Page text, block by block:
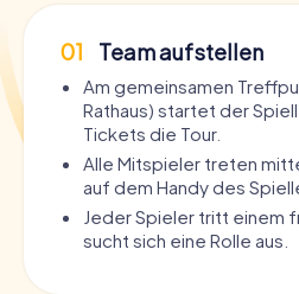
01 Team aufstellen
Am gemeinsamen
Rathaus) startet der
Tickets die Tour.
Alle Mitspieler treten
auf dem Handy des
Jeder Spieler tritt einem
sucht sich eine Rolle aus.